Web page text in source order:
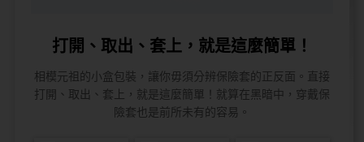
打開、取出、套上，就是這麼簡單！
相模元祖的小盒包裝，讓你毋須分辨保險套的正反面。直接
打開、取出、套上，就是這麼簡單！就算在黑暗中，穿戴保
險套也是前所未有的容易。